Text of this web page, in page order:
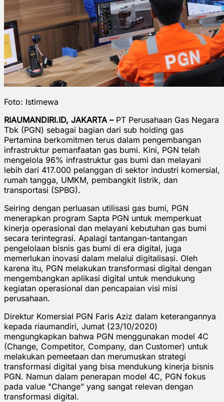
Foto: Istimewa
RIAUMANDIRI.ID, JAKARTA –PT Perusahaan Gas Negara
Tbk (PGN) sebagai bagian dari sub holding gas
Pertamina berkomitmen terus dalam pengembangan
infrastruktur pemanfaatan gas bumi. Kini, PGN telah
mengelola 96% infrastruktur gas bumi dan melayani
lebih dari 417.000 pelanggan di sektor industri komersial,
rumah tangga, UMKM, pembangkit listrik, dan
transportasi (SPBG).
Seiring dengan perluasan utilisasi gas bumi, PGN
menerapkan program Sapta PGN untuk memperkuat
kinerja operasional dan melayani kebutuhan gas bumi
secara terintegrasi. Apalagi tantangan-tantangan
pengelolaan bisnis gas bumi di era digital, juga
memerlukan inovasi dalam melalui digitalisasi. Oleh
karena itu, PGN melakukan transformasi digital dengan
mengembangkan aplikasi digital untuk mendukung
kegiatan operasional dan pencapaian visi misi
perusahaan.
Direktur Komersial PGN Faris Aziz dalam keterangannya
kepada riaumandiri, Jumat (23/10/2020)
mengungkapkan bahwa PGN menggunakan model 4C
(Change, Competitor, Company, dan Customer) untuk
melakukan pemeetaan dan merumuskan strategi
transformasi digital yang bisa mendukung kinerja bisnis
PGN. Namun dalam penerapan model 4C, PGN fokus
pada value "Change” yang sangat relevan dengan
transformasi digital.